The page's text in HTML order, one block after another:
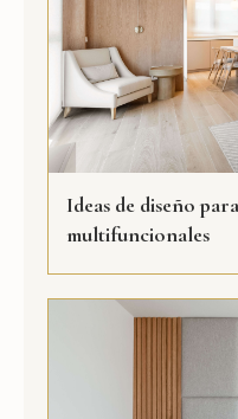
Ideas de diseño
multifuncionales